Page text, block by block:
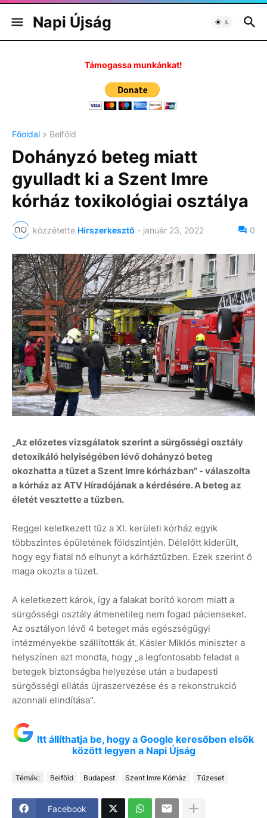
Napi Újság
Támogassa munkánkat!
Főoldal Belföld
Dohányzó beteg miatt
gyulladt ki a Szent Imre
kórház toxikológiai osztálya
közzétette Hírszerkesztő - január 23, 2022 0
„Az előzetes vizsgálatok szerint a sürgősségi osztály
detoxikáló helyiségében lévő dohányzó beteg
okozhatta a tüzet a Szent Imre kórházban" - válaszolta
a kórház az ATV Híradójának a kérdésére. A beteg az
életét vesztette a tűzben.
Reggel keletkezett tűz a XI. kerületi kórház egyik
többszintes épületének földszintjén. Délelőtt kiderült,
hogy egy fiatal nő elhunyt a kórháztűzben. Ezek szerint ő
maga okozta a tüzet.
A keletkezett károk, így a falakat borító korom miatt a
sürgősségi osztály átmenetileg nem fogad pácienseket.
Az osztályon lévő 4 beteget más egészségügyi
intézményekbe szállították át. Kásler Miklós miniszter a
helyszínen azt mondta, hogy „a legfontosabb feladat a
betegek biztonságba helyezése után a budapesti
sürgősségi ellátás újraszervezése és a rekonstrukció
azonnali elindítása".
Itt állíthatja be, hogy a Google keresőben elsők
között legyen a Napi Újság
Témák: Belföld Budapest Szent Imre Kórház Tűzeset
Facebook